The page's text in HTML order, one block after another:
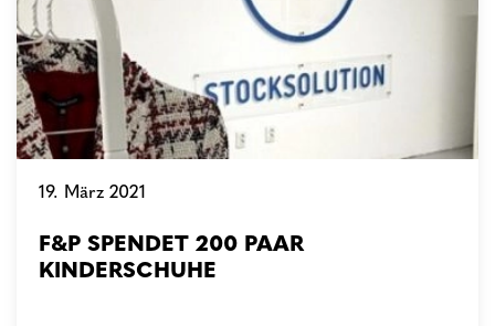
19. März 2021
F&P SPENDET 200 PAAR
KINDERSCHUHE